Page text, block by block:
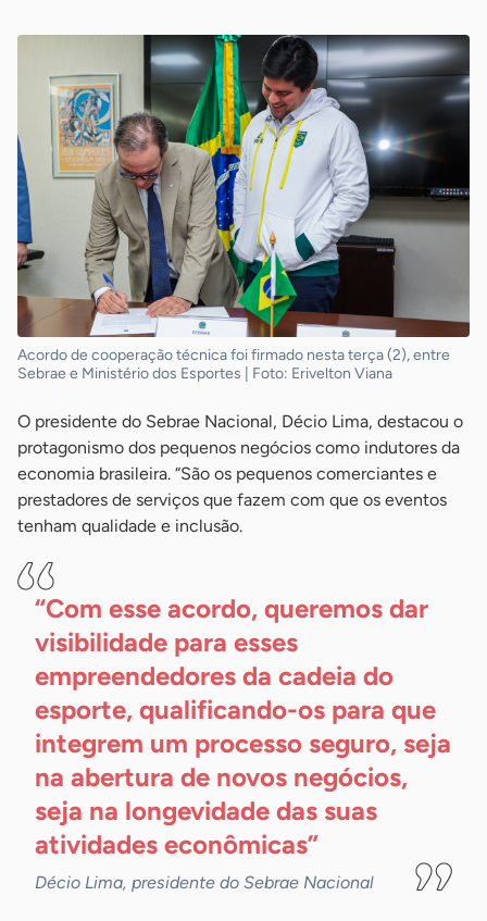
Acordo de cooperação técnica foi firmado nesta terça (2), entre
Sebrae e Ministério dos Esportes | Foto: Erivelton Viana
O presidente do Sebrae Nacional, Décio Lima, destacou o
protagonismo dos pequenos negócios como indutores da
economia brasileira. “São os pequenos comerciantes e
prestadores de serviços que fazem com que os eventos
tenham qualidade e inclusão.
“Com esse acordo, queremos dar
visibilidade para esses
empreendedores da cadeia do
esporte, qualificando-os para que
integrem um processo seguro, seja
na abertura de novos negócios,
seja na longevidade das suas
atividades econômicas”
Décio Lima, presidente do Sebrae Nacional